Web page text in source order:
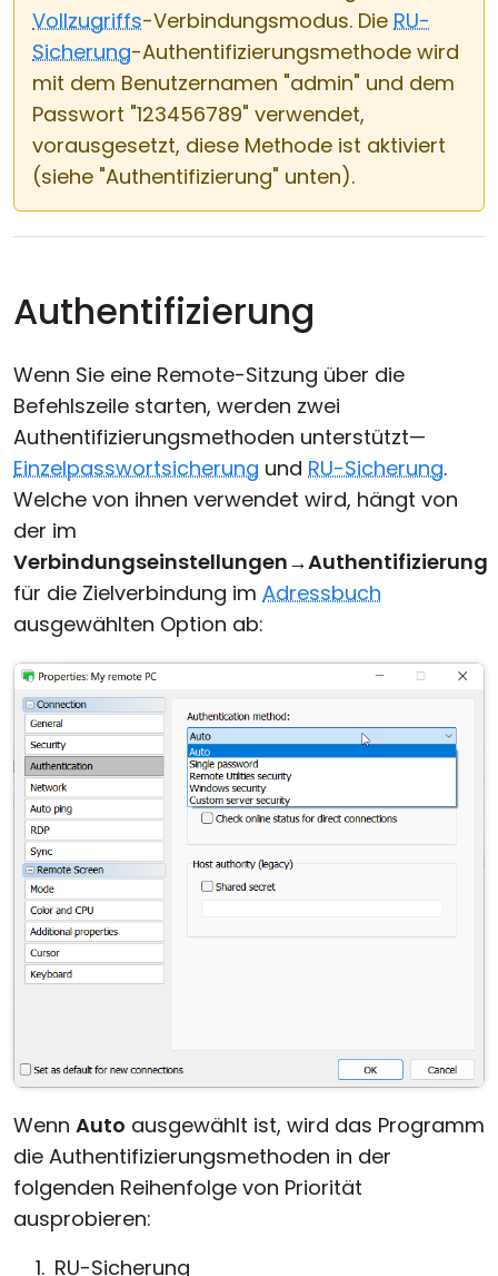
Vollzugriffs-Verbindungsmodus. Die RU-
Sicherung-Authentifizierungsmethode wird
mit dem Benutzernamen "admin" und dem
Passwort "123456789" verwendet,
vorausgesetzt, diese Methode ist aktiviert
(siehe "Authentifizierung" unten).
Authentifizierung
Wenn Sie eine Remote-Sitzung über die
Befehlszeile starten, werden zwei
Authentifizierungsmethoden unterstützt—
Einzelpasswortsicherung und RU-Sicherung.
Welche von ihnen verwendet wird, hängt von
der im
Verbindungseinstellungen→Authentifizierung
für die Zielverbindung im Adressbuch
ausgewählten Option ab:
Wenn Auto ausgewählt ist, wird das Programm
die Authentifizierungsmethoden in der
folgenden Reihenfolge von Priorität
ausprobieren:
RU-Sicherung